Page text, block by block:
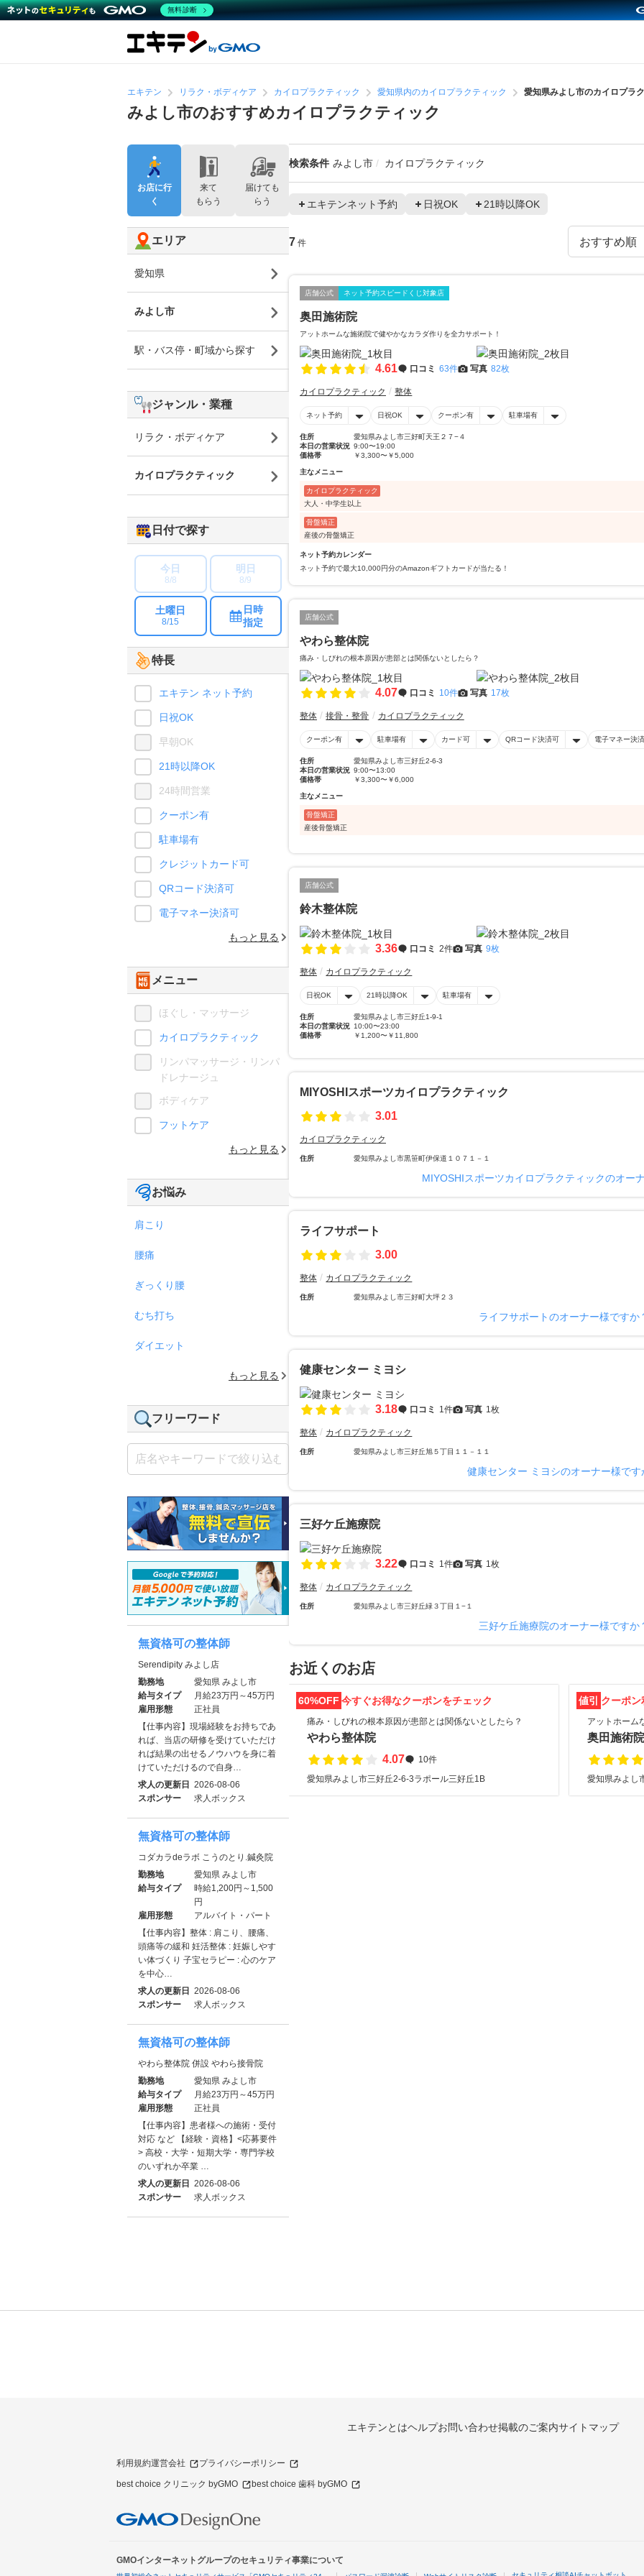
エキテン リラク・ボディケア カイロプラクティック 愛知県内のカイロプラクティック 愛知県みよし市のカイロプラ
みよし市のおすすめカイロプラクティック
検索条件 みよし市 カイロプラクティック
エキテンネット予約 日祝OK 21時以降OK
7 件
店舗公式 ネット予約スピードくじ対象店
奥田施術院
アットホームな施術院で健やかなカラダ作りを全力サポート！
4.61 口コミ 63件 写真 82枚
カイロプラクティック 整体
ネット予約 日祝OK クーポン有 駐車場有
住所
愛知県みよし市三好町天王２７−４
本日の営業状況 9:00〜19:00
価格帯
￥3,300〜￥5,000
主なメニュー
カイロプラクティック
大人・中学生以上
骨盤矯正
産後の骨盤矯正
ネット予約カレンダー
ネット予約で最大10,000円分のAmazonギフトカードが当たる！
店舗公式
やわら整体院
痛み・しびれの根本原因が患部とは関係ないとしたら？
4.07 口コミ 10件 写真 17枚
整体 接骨・整骨 カイロプラクティック
クーポン有 駐車場有 カード可 QRコード決済可 電子マネー決
住所
愛知県みよし市三好丘2-6-3
本日の営業状況 9:00〜13:00
価格帯
￥3,300〜￥6,000
主なメニュー
骨盤矯正
産後骨盤矯正
店舗公式
鈴木整体院
3.36 口コミ 2件 写真 9枚
整体 カイロプラクティック
日祝OK 21時以降OK 駐車場有
住所
愛知県みよし市三好丘1-9-1
本日の営業状況 10:00〜23:00
価格帯
￥1,200〜￥11,800
MIYOSHIスポーツカイロプラクティック
3.01
カイロプラクティック
住所 愛知県みよし市黒笹町伊保道１０７１－１
MIYOSHIスポーツカイロプラクティックのオー
ライフサポート
3.00
整体 カイロプラクティック
住所 愛知県みよし市三好町大坪２３
ライフサポートのオーナー様ですか
健康センター ミヨシ
3.18 口コミ 1件 写真 1枚
整体 カイロプラクティック
住所 愛知県みよし市三好丘旭５丁目１１－１１
健康センター ミヨシのオーナー様です
三好ケ丘施療院
3.22 口コミ 1件 写真 1枚
整体 カイロプラクティック
住所 愛知県みよし市三好丘緑３丁目１−１
三好ケ丘施療院のオーナー様ですか
お近くのお店
60%OFF 今すぐお得なクーポンをチェック
痛み・しびれの根本原因が患部とは関係ないとしたら？
やわら整体院
4.07
10件
愛知県みよし市三好丘2-6-3ラポール三好丘1B
値引 クーポ
アットホーム
奥田施術院
愛知県みよし
お店に行
く
来て
もらう
届けても
らう
エリア
愛知県
みよし市
駅・バス停・町域から探す
ジャンル・業種
リラク・ボディケア
カイロプラクティック
日付で探す
今日
8/8
明日
8/9
土曜日
8/15
日時
指定
特長
エキテン ネット予約
日祝OK
早朝OK
21時以降OK
24時間営業
クーポン有
駐車場有
クレジットカード可
QRコード決済可
電子マネー決済可
もっと見る
メニュー
ほぐし・マッサージ
カイロプラクティック
リンパマッサージ・リンパ
ドレナージュ
ボディケア
フットケア
もっと見る
お悩み
肩こり
腰痛
ぎっくり腰
むち打ち
ダイエット
もっと見る
フリーワード
無資格可の整体師
Serendipity みよし店
勤務地
愛知県 みよし市
給与タイプ
月給23万円～45万円
雇用形態
正社員
【仕事内容】現場経験をお持ちであ
れば、当店の研修を受けていただけ
れば結果の出せるノウハウを身に着
けていただけるので自身…
求人の更新日 2026-08-06
スポンサー
求人ボックス
無資格可の整体師
コダカラdeラボ こうのとり.鍼灸院
勤務地
愛知県 みよし市
給与タイプ
時給1,200円～1,500
円
雇用形態
アルバイト・パート
【仕事内容】整体 : 肩こり、腰痛、
頭痛等の緩和 妊活整体 : 妊娠しやす
い体づくり 子宝セラピー : 心のケア
を中心…
求人の更新日 2026-08-06
スポンサー
求人ボックス
無資格可の整体師
やわら整体院 併設 やわら接骨院
勤務地
愛知県 みよし市
給与タイプ
月給23万円～45万円
雇用形態
正社員
【仕事内容】患者様への施術・受付
対応 など 【経験・資格】<応募要件
> 高校・大学・短期大学・専門学校
のいずれか卒業 …
求人の更新日 2026-08-06
スポンサー
求人ボックス
エキテンとはヘルプお問い合わせ掲載のご案内サイトマップ
利用規約運営会社 プライバシーポリシー
best choice クリニック byGMO best choice 歯科 byGMO
GMOインターネットグループのセキュリティ事業について
無料診断